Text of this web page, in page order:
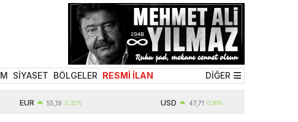
SİYASET BÖLGELER RESMİ İLAN DİĞER
55,19 0,32% 47,71 0,18%